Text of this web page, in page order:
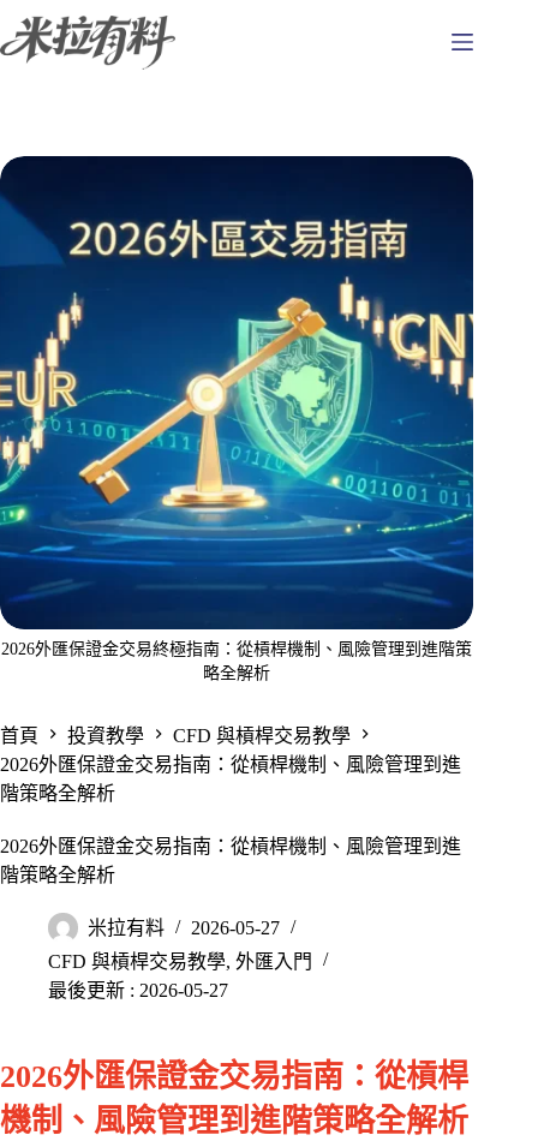
至
容
2026外匯保證金交易終極指南：從槓桿機制、風險管理到進階策
略全解析
首頁 投資教學
CFD 與槓桿交易教學
2026外匯保證金交易指南：從槓桿機制、風險管理到進
階策略全解析
2026外匯保證金交易指南：從槓桿機制、風險管理到進
階策略全解析
米拉有料
2026-05-27
CFD 與槓桿交易教學, 外匯入門
最後更新 : 2026-05-27
2026外匯保證金交易指南：從槓桿
機制、風險管理到進階策略全解析